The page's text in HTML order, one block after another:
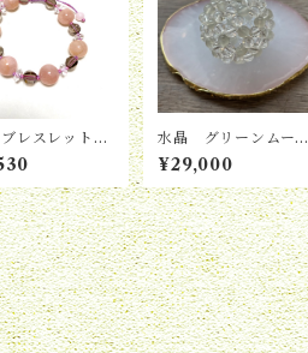
ブレスレット
水晶 グリーンムーン
ストーン6mm
¥29,000